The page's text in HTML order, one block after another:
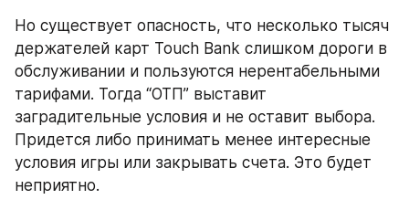
Но существует опасность, что несколько тысяч
держателей карт Touch Bank слишком дороги в
обслуживании и пользуются нерентабельными
тарифами. Тогда “ОТП” выставит
заградительные условия и не оставит выбора.
Придется либо принимать менее интересные
условия игры или закрывать счета. Это будет
неприятно.